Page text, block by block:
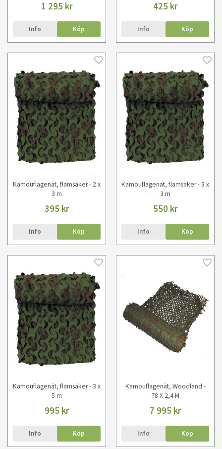
1 295 kr
Info Köp
425 kr
Info Köp
Kamouflagenät, flamsäker - 2 x
3 m
395 kr
Info Köp
Kamouflagenät, flamsäker - 3 x
3 m
550 kr
Info Köp
Kamouflagenät, flamsäker - 3 x
5 m
995 kr
Info Köp
Kamouflagenät, Woodland -
78 X 2,4 M
7 995 kr
Info Köp